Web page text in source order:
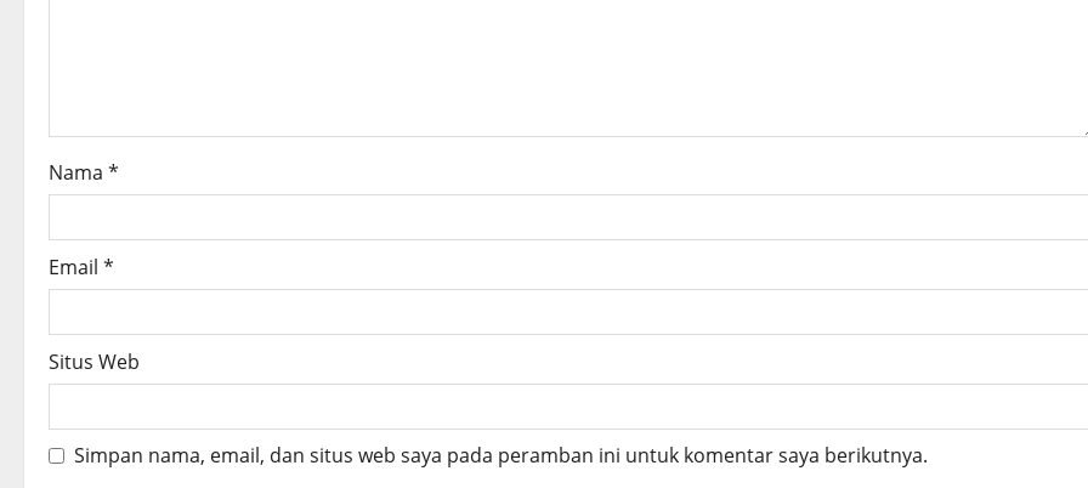
o
n
Nama *
Email *
Situs Web
Simpan nama, email, dan situs web saya pada peramban ini untuk komentar saya berikutnya.